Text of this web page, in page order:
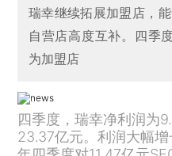
瑞幸继续拓展加盟店，
自营店高度互补。四季
为加盟店
四季度，瑞幸净利润为
23.37亿元。利润大幅